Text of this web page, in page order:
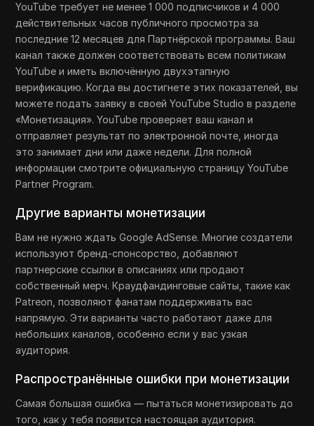
YouTube требует не менее 1 000 подписчиков и 4 000
действительных часов публичного просмотра за
последние 12 месяцев для Партнёрской программы. Ваш
канал также должен соответствовать всем политикам
YouTube и иметь включённую двухэтапную
верификацию. Когда вы достигнете этих показателей, вы
можете подать заявку в своей YouTube Studio в разделе
«Монетизация». YouTube проверяет ваш канал и
отправляет результат по электронной почте, иногда
это занимает дни или даже недели. Для полной
информации смотрите официальную страницу YouTube
Partner Program.
Другие варианты монетизации
Вам не нужно ждать Google AdSense. Многие создатели
используют бренд-спонсорство, добавляют
партнерские ссылки в описаниях или продают
собственный мерч. Краудфандинговые сайты, такие как
Patreon, позволяют фанатам поддерживать вас
напрямую. Эти варианты часто работают даже для
небольших каналов, особенно если у вас узкая
аудитория.
Распространённые ошибки при монетизации
Самая большая ошибка — пытаться монетизировать до
того, как у тебя появится настоящая аудитория.